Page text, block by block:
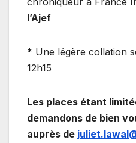
l’Ajef
* Une légère collation
12h15
Les places étant
demandons de bien
auprès de